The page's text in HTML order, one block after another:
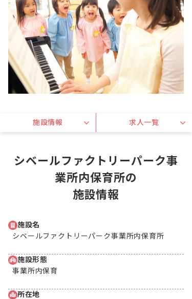
施設情報 求人一覧
シベールファクトリーパーク事
業所内保育所の
施設情報
施設名
シベールファクトリーパーク事業所内保育所
施設形態
事業所内保育
所在地